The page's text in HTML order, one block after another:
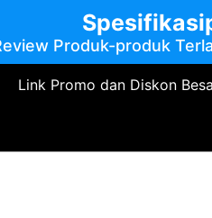
Produk-produk
Link Promo dan Diskon